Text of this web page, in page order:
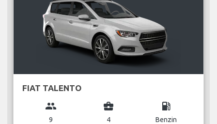
FIAT TALENTO
group
9
business_center
4
local_gas_station
Benzin